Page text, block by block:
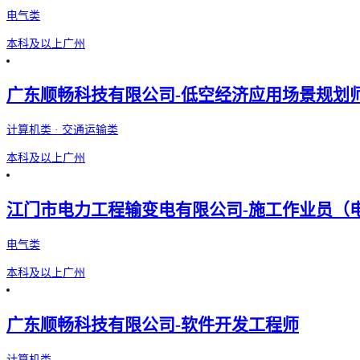
电气类
本科及以上广州
广东顺畅科技有限公司-低空经济应用场景规划
计算机类 · 交通运输类
本科及以上广州
江门市电力工程输变电有限公司-施工作业员（
电气类
本科及以上广州
广东顺畅科技有限公司-软件开发工程师